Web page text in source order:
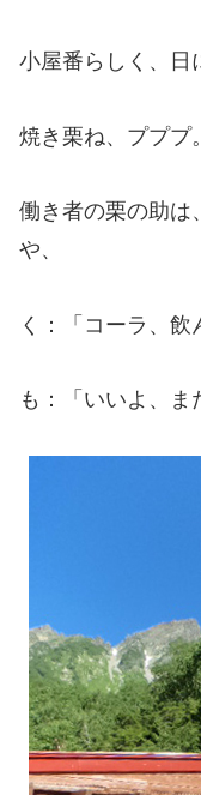
小屋番らしく、日
焼き栗ね、プププ。
働き者の栗の助は
や、
く：「コーラ、飲
も：「いいよ、ま